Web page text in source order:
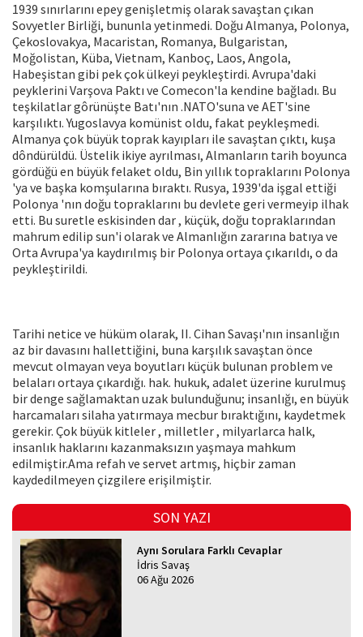
1939 sınırlarını epey genişletmiş olarak savaştan çıkan
Sovyetler Birliği, bununla yetinmedi. Doğu Almanya, Polonya,
Çekoslovakya, Macaristan, Romanya, Bulgaristan,
Moğolistan, Küba, Vietnam, Kanboç, Laos, Angola,
Habeşistan gibi pek çok ülkeyi peykleştirdi. Avrupa'daki
peyklerini Varşova Paktı ve Comecon'la kendine bağladı. Bu
teşkilatlar gôrünüşte Batı'nın .NATO'suna ve AET'sine
karşılıktı. Yugoslavya komünist oldu, fakat peykleşmedi.
Almanya çok büyük toprak kayıpları ile savaştan çıktı, kuşa
dôndürüldü. Üstelik ikiye ayrılması, Almanların tarih boyunca
gördüğü en büyük felaket oldu, Bin yıllık topraklarını Polonya
'ya ve başka komşularına bıraktı. Rusya, 1939'da işgal ettiği
Polonya 'nın doğu topraklarını bu devlete geri vermeyip ilhak
etti. Bu suretle eskisinden dar , küçük, doğu topraklarından
mahrum edilip sun'i olarak ve Almanlığın zararına batıya ve
Orta Avrupa'ya kaydırılmış bir Polonya ortaya çıkarıldı, o da
peykleştirildi.
Tarihi netice ve hüküm olarak, II. Cihan Savaşı'nın insanlığın
az bir davasını hallettiğini, buna karşılık savaştan önce
mevcut olmayan veya boyutları küçük bulunan problem ve
belaları ortaya çıkardığı. hak. hukuk, adalet üzerine kurulmuş
bir denge sağlamaktan uzak bulunduğunu; insanlığı, en büyük
harcamaları silaha yatırmaya mecbur bıraktığını, kaydetmek
gerekir. Çok büyük kitleler , milletler , milyarlarca halk,
insanlık haklarını kazanmaksızın yaşmaya mahkum
edilmiştir.Ama refah ve servet artmış, hiçbir zaman
kaydedilmeyen çizgilere erişilmiştir.
SON YAZI
Aynı Sorulara Farklı Cevaplar
İdris Savaş
06 Ağu 2026